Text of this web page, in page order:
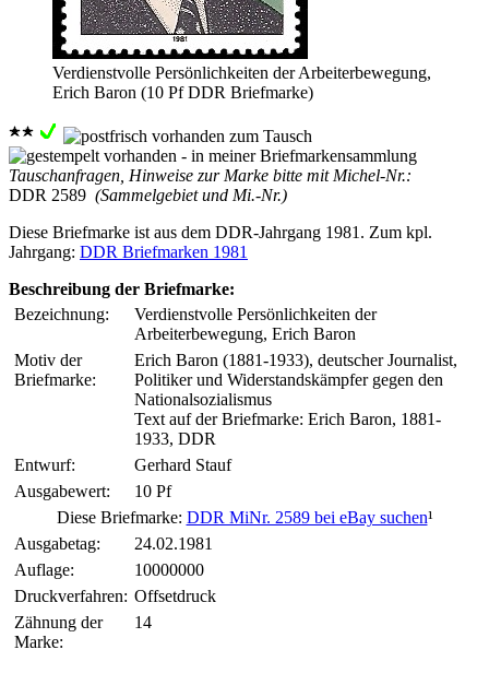
Verdienstvolle Persönlichkeiten der Arbeiterbewegung,
Erich Baron (10 Pf DDR Briefmarke)
Tauschanfragen, Hinweise zur Marke bitte mit Michel-Nr.:
DDR 2589 (Sammelgebiet und Mi.-Nr.)
Diese Briefmarke ist aus dem DDR-Jahrgang 1981. Zum kpl.
Jahrgang: DDR Briefmarken 1981
Beschreibung der Briefmarke:
Bezeichnung:
Verdienstvolle Persönlichkeiten der
Arbeiterbewegung, Erich Baron
Motiv der
Briefmarke:
Erich Baron (1881-1933), deutscher Journalist,
Politiker und Widerstandskämpfer gegen den
Nationalsozialismus
Text auf der Briefmarke: Erich Baron, 1881-
1933, DDR
Entwurf:
Gerhard Stauf
Ausgabewert:
10 Pf
Diese Briefmarke: DDR MiNr. 2589 bei eBay suchen¹
Ausgabetag:
24.02.1981
Auflage:
10000000
Druckverfahren: Offsetdruck
Zähnung der
Marke:
14